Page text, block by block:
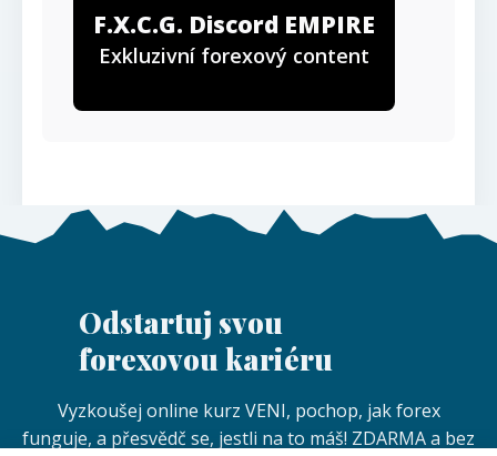
F.X.C.G. Discord EMPIRE
Exkluzivní forexový content
Odstartuj svou
forexovou kariéru
Vyzkoušej online kurz VENI, pochop, jak forex
funguje, a přesvědč se, jestli na to máš! ZDARMA a bez